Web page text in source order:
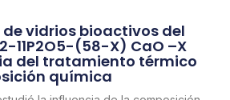
vidrios bioactivos del
11P2O5-(58-X) CaO –X
del tratamiento térmico
química